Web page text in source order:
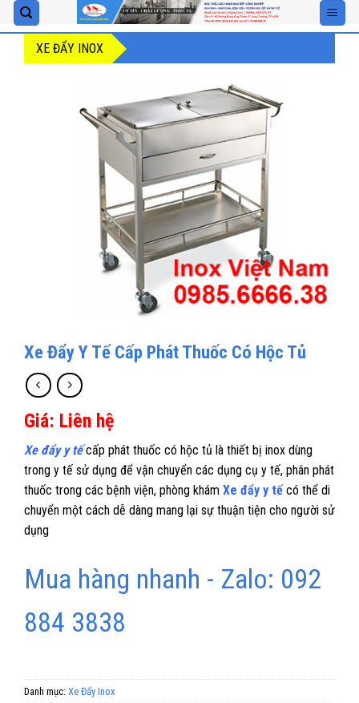
Skip
to
contentXE ĐẨY INOX
Xe Đẩy Y Tế Cấp Phát Thuốc Có Hộc Tủ
Giá: Liên hệ
Xe đẩy y tếcấp phát thuốc có hộc tủ là thiết bị inox dùng
trong y tế sử dụng để vận chuyển các dụng cụ y tế, phân phát
thuốc trong các bệnh viện, phòng khám Xe đẩy y tếcó thể di
chuyển một cách dễ dàng mang lại sự thuận tiện cho người sử
dụng
Mua hàng nhanh - Zalo: 092
884 3838
Danh mục: Xe Đẩy Inox